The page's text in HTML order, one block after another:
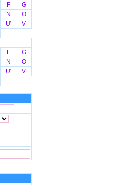
F
G
N
O
Ư
V
F
G
N
O
Ư
V